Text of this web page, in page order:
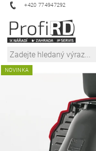
+420 774947292
NOVINKA